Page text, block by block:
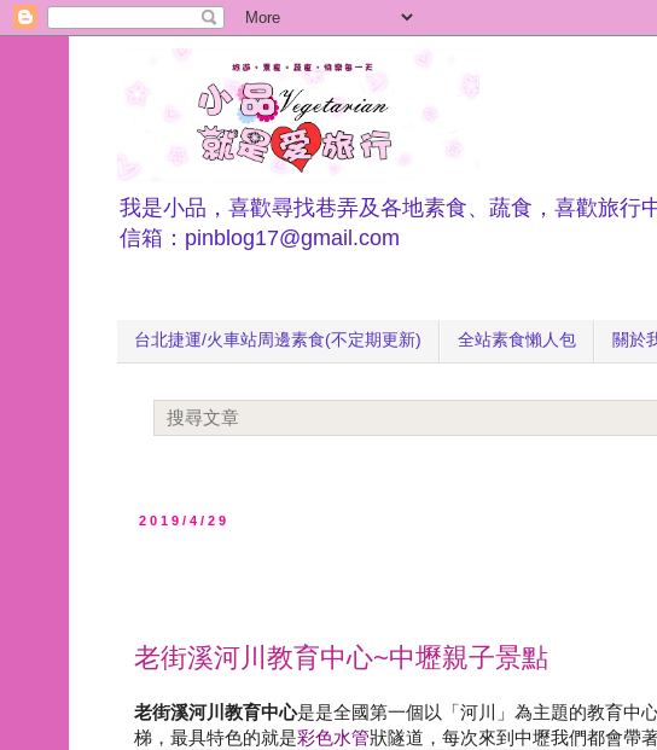
我是小品，喜歡尋找巷弄及各地素食、蔬食，喜歡旅行
信箱：pinblog17@gmail.com
台北捷運/火車站周邊素食(不定期更新) 全站素食懶人包 關於
2019/4/29
老街溪河川教育中心~中壢親子景點
老街溪河川教育中心是是全國第一個以「河川」為主題的教育中
梯，最具特色的就是彩色水管狀隧道，每次來到中壢我們都會帶